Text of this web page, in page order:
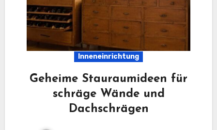
Inneneinrichtung
Geheime Stauraumideen für
schräge Wände und
Dachschrägen